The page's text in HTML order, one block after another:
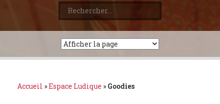
Rechercher :
Accueil »Espace Ludique » Goodies